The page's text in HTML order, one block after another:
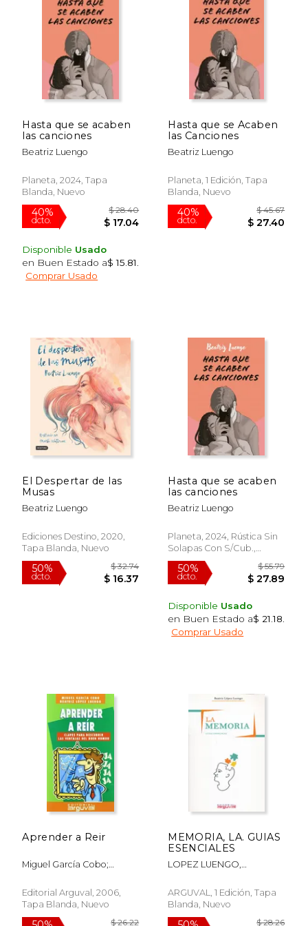
dcto.
Hasta que se acaben
las canciones
Beatriz Luengo
Planeta, 2024, Tapa
Blanda, Nuevo
40%
dcto.
$ 28.40
Disponible Usado
en Buen Estado a$ 15.81
Comprar Usado
Hasta que se Acaben
las Canciones
Beatriz Luengo
Planeta, 1 Edición, Tapa
Blanda, Nuevo
40%
dcto.
El Despertar de las
Musas
Beatriz Luengo
Ediciones Destino, 2020,
Tapa Blanda, Nuevo
50%
dcto.
Hasta que se acaben
las canciones
Beatriz Luengo
Planeta, 2024, Rústica Sin
Solapas Con S/cub.,
Nuevo
50%
Disponible Usado
en Buen Estado a$ 21.18
Comprar Usado
Aprender a Reir
Miguel García Cobo;
Editorial Arguval, 2006,
Tapa Blanda, Nuevo
MEMORIA, LA. GUIAS
ESENCIALES
LOPEZ LUENGO,
ARGUVAL, 1 Edición, Tapa
Blanda, Nuevo